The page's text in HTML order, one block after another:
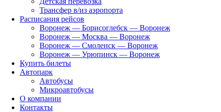
Трансфер в/из аэропорта
Расписания рейсов
Воронеж — Борисоглебск — Воронеж
Воронеж — Москва — Воронеж
Воронеж — Смоленск — Воронеж
Воронеж — Урюпинск — Воронеж
Купить билеты
Автопарк
Автобусы
Микроавтобусы
О компании
Контакты